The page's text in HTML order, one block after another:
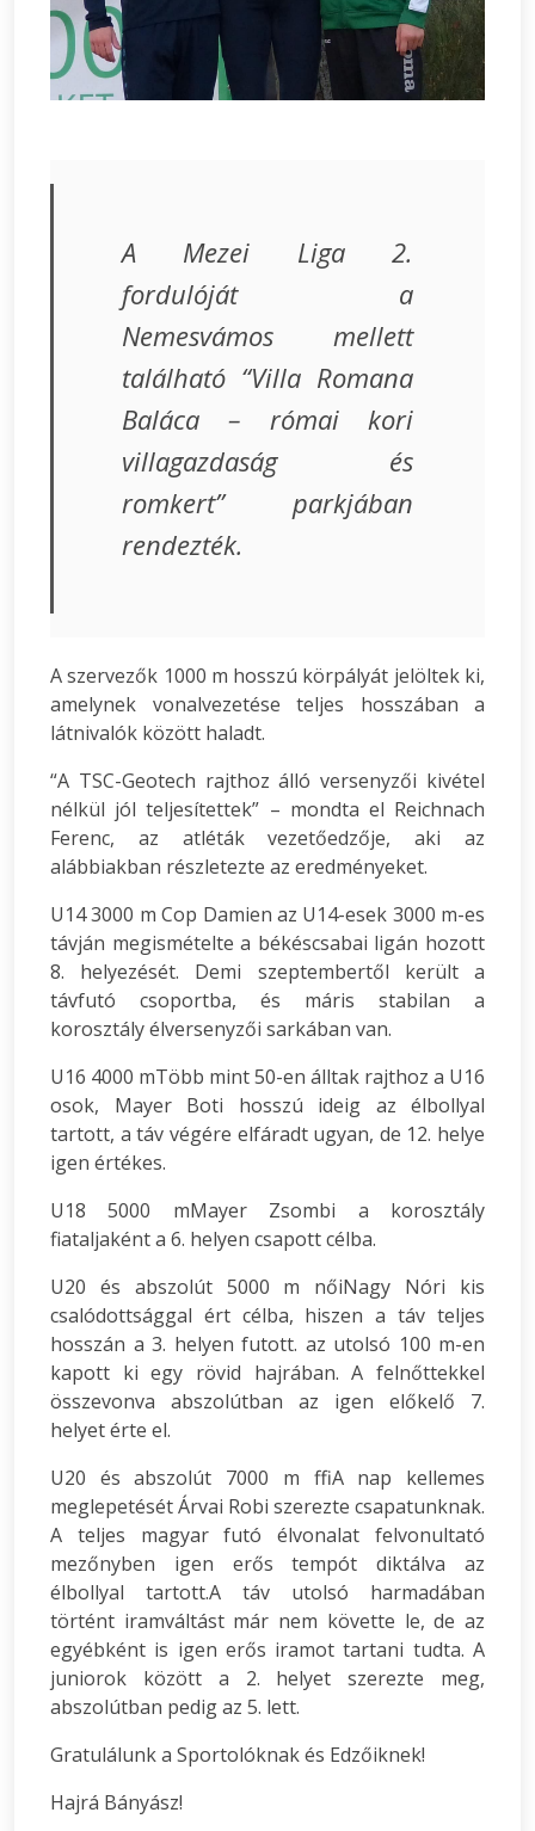
A Mezei Liga 2.
fordulóját a
Nemesvámos mellett
található “Villa Romana
Baláca – római kori
villagazdaság és
romkert” parkjában
rendezték.
A szervezők 1000 m hosszú körpályát jelöltek ki,
amelynek vonalvezetése teljes hosszában a
látnivalók között haladt.
“A TSC-Geotech rajthoz álló versenyzői kivétel
nélkül jól teljesítettek” – mondta el Reichnach
Ferenc, az atléták vezetőedzője, aki az
alábbiakban részletezte az eredményeket.
U14 3000 m Cop Damien az U14-esek 3000 m-es
távján megismételte a békéscsabai ligán hozott
8. helyezését. Demi szeptembertől került a
távfutó csoportba, és máris stabilan a
korosztály élversenyzői sarkában van.
U16 4000 mTöbb mint 50-en álltak rajthoz a U16
osok, Mayer Boti hosszú ideig az élbollyal
tartott, a táv végére elfáradt ugyan, de 12. helye
igen értékes.
U18 5000 mMayer Zsombi a korosztály
fiataljaként a 6. helyen csapott célba.
U20 és abszolút 5000 m nőiNagy Nóri kis
csalódottsággal ért célba, hiszen a táv teljes
hosszán a 3. helyen futott. az utolsó 100 m-en
kapott ki egy rövid hajrában. A felnőttekkel
összevonva abszolútban az igen előkelő 7.
helyet érte el.
U20 és abszolút 7000 m ffiA nap kellemes
meglepetését Árvai Robi szerezte csapatunknak.
A teljes magyar futó élvonalat felvonultató
mezőnyben igen erős tempót diktálva az
élbollyal tartott.A táv utolsó harmadában
történt iramváltást már nem követte le, de az
egyébként is igen erős iramot tartani tudta. A
juniorok között a 2. helyet szerezte meg,
abszolútban pedig az 5. lett.
Gratulálunk a Sportolóknak és Edzőiknek!
Hajrá Bányász!